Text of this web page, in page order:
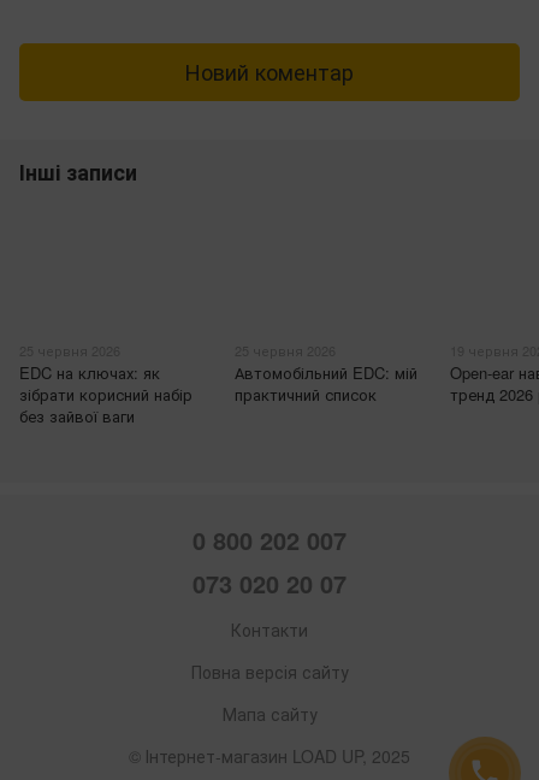
Новий коментар
Інші записи
EDC на ключах: як
зібрати корисний набір
без зайвої ваги
Автомобільний EDC: мій
практичний список
Open-ear
тренд 2026
0 800 202 007
073 020 20 07
Контакти
Повна версія сайту
Мапа сайту
© Інтернет-магазин LOAD UP, 2025